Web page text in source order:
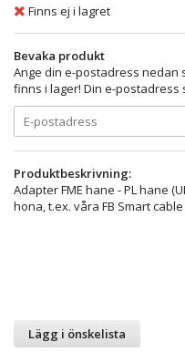
Finns ej i lagret
Bevaka produkt
Ange din e-postadress nedan
finns i lager! Din e-postadress
Produktbeskrivning:
Adapter FME hane - PL hane
hona, t.ex. våra FB Smart
Lägg i önskelista